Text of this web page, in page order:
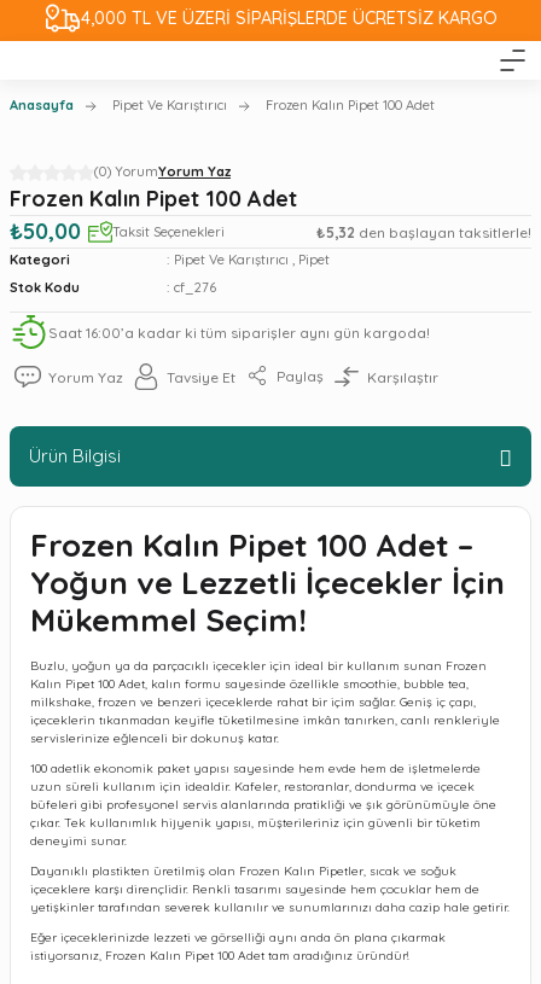
4,000 TL VE ÜZERİ SİPARİŞLERDE ÜCRETSİZ KARGO
Anasayfa Pipet Ve Karıştırıcı Frozen Kalın Pipet 100 Adet
(0) YorumYorum Yaz
Frozen Kalın Pipet 100 Adet
₺50,00
Taksit Seçenekleri ₺5,32 den başlayan taksitlerle!
Kategori Pipet Ve Karıştırıcı , Pipet
Stok Kodu
cf_276
Saat 16:00’a kadar ki tüm siparişler aynı gün kargoda!
Yorum Yaz Tavsiye Et Paylaş Karşılaştır
Ürün Bilgisi
Frozen Kalın Pipet 100 Adet –
Yoğun ve Lezzetli İçecekler İçin
Mükemmel Seçim!
Buzlu, yoğun ya da parçacıklı içecekler için ideal bir kullanım sunan Frozen
Kalın Pipet 100 Adet, kalın formu sayesinde özellikle smoothie, bubble tea,
milkshake, frozen ve benzeri içeceklerde rahat bir içim sağlar. Geniş iç çapı,
içeceklerin tıkanmadan keyifle tüketilmesine imkân tanırken, canlı renkleriyle
servislerinize eğlenceli bir dokunuş katar.
100 adetlik ekonomik paket yapısı sayesinde hem evde hem de işletmelerde
uzun süreli kullanım için idealdir. Kafeler, restoranlar, dondurma ve içecek
büfeleri gibi profesyonel servis alanlarında pratikliği ve şık görünümüyle öne
çıkar. Tek kullanımlık hijyenik yapısı, müşterileriniz için güvenli bir tüketim
deneyimi sunar.
Dayanıklı plastikten üretilmiş olan Frozen Kalın Pipetler, sıcak ve soğuk
içeceklere karşı dirençlidir. Renkli tasarımı sayesinde hem çocuklar hem de
yetişkinler tarafından severek kullanılır ve sunumlarınızı daha cazip hale getirir.
Eğer içeceklerinizde lezzeti ve görselliği aynı anda ön plana çıkarmak
istiyorsanız, Frozen Kalın Pipet 100 Adet tam aradığınız üründür!